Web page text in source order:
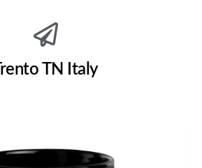
Trento TN Italy